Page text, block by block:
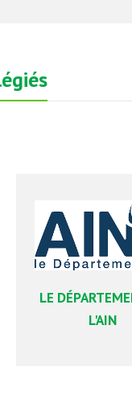
LE
L'AIN